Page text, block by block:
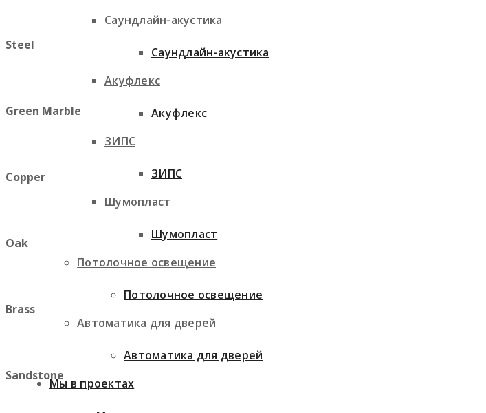
Саундлайн-акустика
Акуфлекс
ЗИПС
Шумопласт
Потолочное освещение
Автоматика для дверей
Мы в проектах
Саундлайн-акустика
Акуфлекс
ЗИПС
Шумопласт
Потолочное освещение
Автоматика для дверей
Steel
Green Marble
Copper
Oak
Brass
Sandstone